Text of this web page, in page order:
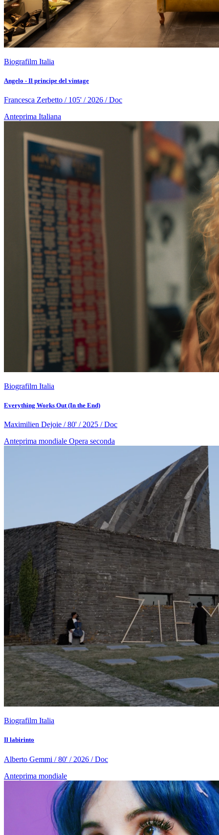
Biografilm Italia
Angelo - Il principe del vintage
Francesca Zerbetto / 105' / 2026 / Doc
Anteprima Italiana
Biografilm Italia
Everything Works Out (In the End)
Maximilien Dejoie / 80' / 2025 / Doc
Anteprima mondiale Opera seconda
Biografilm Italia
Il labirinto
Alberto Gemmi / 80' / 2026 / Doc
Anteprima mondiale